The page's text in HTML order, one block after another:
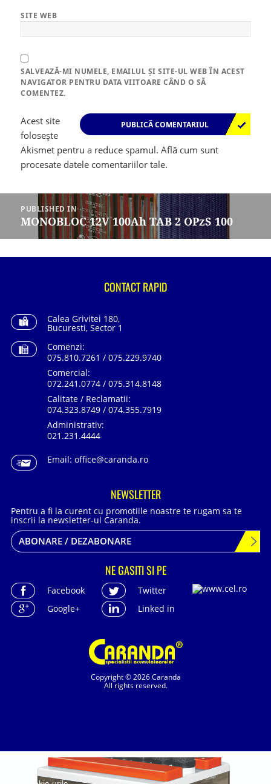
SITE WEB
SALVEAZĂ-MI NUMELE, EMAILUL ȘI SITE-UL WEB ÎN ACEST
NAVIGATOR PENTRU DATA VIITOARE CÂND O SĂ
COMENTEZ.
Acest site
folosește
Akismet pentru a reduce spamul.Află cum sunt
procesate datele comentariilor tale.
Navigare
articole
PUBLISHED IN
MONOBLOC 12V 100Ah TAB 2 OPzS 100
Copyright © 2026 Caranda
All rights reserved.
CONTACT RAPID
Calea Grivitei 180,
Bucuresti, Sector 1
Comenzi:
075.810.7261 / 075.229.9740
Comercial:
072.241.0774 / 075.314.8148
Calitate / Reclamatii:
074.323.8749 / 074.355.7919
Administrativ:
021.231.4444
Email: office@caranda.ro
NEWSLETTER
Pentru a fi la curent cu promotiile noastre te rugam sa te
inscrii la newsletter-ul Caranda.
ABONARE / DEZABONARE
NE GASITI SI PE
Facebook
Twitter
Google+
Linked in